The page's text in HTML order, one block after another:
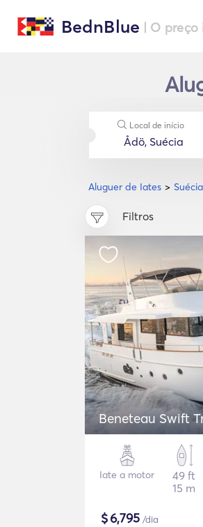
BednBlue | O
Aluguer de Iates Suécia
Local de início
Filtros
Beneteau Swift
Iate a motor
49 ft
15 m
$6,795 /dia